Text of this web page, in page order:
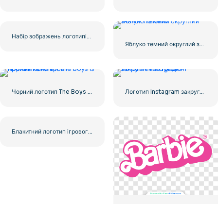
Набір зображень логотипів і значків YouTube – безкоштовне завантаження PNG
Яблуко темний округлий значок логотип
Чорний логотип The Boys із прожилками крові Логотип Instagram закруглений градієнт
Блакитний логотип ігрового контролера з обличчям – завантажте безкоштовне зображення PNG